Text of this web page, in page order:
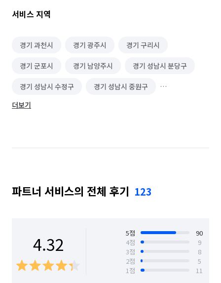
GTS 금성 익프레스는 특별해요!
🚫 사전에 협의하지 않은 당일 추가 요금 없음
✅ 방문 견적, 상담 담당자가 현장에 직접 투입
📦 파손 방지를 위한 이중 포장 제공
🎀 깔끔하고 안전한 포장 자재 사용
📺 벽걸이 TV 설치 가능 (대리석,타일 등 제외)
🪄 냉장고 청소 서비스 제공 가능
💑🏻 이사 경험이 많은 가족으로 구성된 팀
서비스 지역
경기 과천시 경기 광주시 경기 구리시
경기 군포시 경기 남양주시 경기 성남시 분당구
경기 성남시 수정구 경기 성남시 중원구
경기 수원시 권선구
경기 안양시 만안구 경기 용인시 기흥구
서울 강남구 서울 강동구 서울 강북구
서울 노원구
서울 도봉구 서울 동작구
서울 마포구 서울 서초구
더보기
파트너 서비스의 전체 후기 123
4.32 5점
90
4점
9
3점
8
2점
5
1점
11